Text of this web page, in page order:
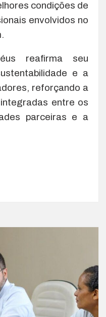
condições de
envolvidos no
reafirma seu
e a
reforçando a
entre os
parceiras e a